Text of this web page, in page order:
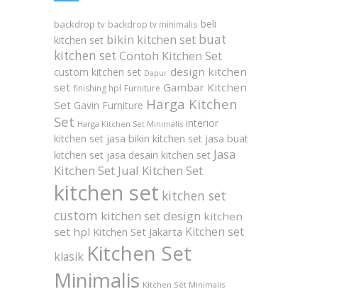
backdrop tv backdrop tv minimalis beli
kitchen set bikin kitchen set buat
kitchen set Contoh Kitchen Set
custom kitchen set Dapur design kitchen
set finishing hpl Furniture Gambar Kitchen
Set Gavin Furniture Harga Kitchen
Set Harga Kitchen Set Minimalis interior
kitchen set jasa bikin kitchen set jasa buat
kitchen set jasa desain kitchen set Jasa
Kitchen Set Jual Kitchen Set
kitchen set kitchen set
custom kitchen set design kitchen
set hpl Kitchen Set Jakarta Kitchen set
klasik Kitchen Set
Minimalis Kitchen Set Minimalis